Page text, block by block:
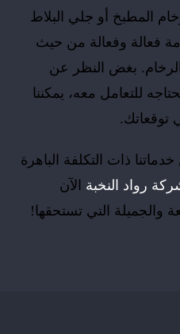
المطبخ أو جلي البلاط
فعالة وفعالة من حيث
والرخام. بغض النظر عن
للتعامل معه، يمكننا
توقعاتك.
ذات التكلفة الباهرة
رواد النخبة الآن
والجميلة التي تستحقها!